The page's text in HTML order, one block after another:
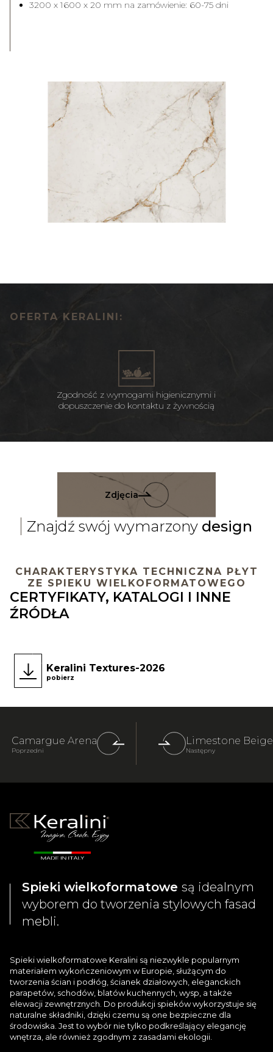
3200 x 1600 x 20 mm na zamówienie: 60-75 dni
OFERTA KERALINI:
Zgodność z wymogami higienicznymi i
dopuszczenie do kontaktu z żywnością
Zdjęcia
Znajdź swój wymarzony design
CHARAKTERYSTYKA TECHNICZNA PŁYT
ZE SPIEKU WIELKOFORMATOWEGO
CERTYFIKATY, KATALOGI I INNE
ŹRÓDŁA
Keralini Textures-2026
pobierz
Camargue Arena
Poprzedni
Limestone Beige
Następny
Spieki wielkoformatowe są idealnym
wyborem do tworzenia stylowych fasad
mebli.
Spieki wielkoformatowe Keralini są niezwykle popularnym
materiałem wykończeniowym w Europie, służącym do
tworzenia ścian i podłóg, ścianek działowych, eleganckich
parapetów, schodów, blatów kuchennych, wysp, a także
elewacji zewnętrznych. Do produkcji spieków wykorzystuje się
naturalne składniki, dzięki czemu są one bezpieczne dla
środowiska. Jest to wybór nie tylko podkreślający elegancję
wnętrza, ale również zgodnym z zasadami ekologii.